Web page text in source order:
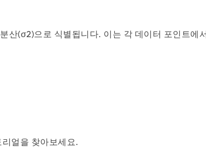
산(σ2)으로 식별됩니다. 이는 각 데이터 포인트에
얼을 찾아보세요.